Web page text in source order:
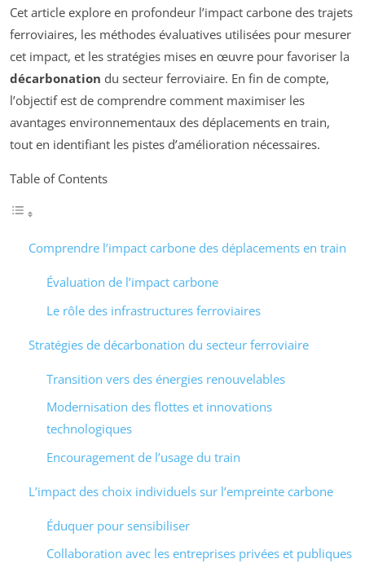
Cet article explore en profondeur l’impact carbone des trajets
ferroviaires, les méthodes évaluatives utilisées pour mesurer
cet impact, et les stratégies mises en œuvre pour favoriser la
décarbonation du secteur ferroviaire. En fin de compte,
l’objectif est de comprendre comment maximiser les
avantages environnementaux des déplacements en train,
tout en identifiant les pistes d’amélioration nécessaires.
Table of Contents
Comprendre l’impact carbone des déplacements en train
Évaluation de l’impact carbone
Le rôle des infrastructures ferroviaires
Stratégies de décarbonation du secteur ferroviaire
Transition vers des énergies renouvelables
Modernisation des flottes et innovations
technologiques
Encouragement de l’usage du train
L’impact des choix individuels sur l’empreinte carbone
Éduquer pour sensibiliser
Collaboration avec les entreprises privées et publiques